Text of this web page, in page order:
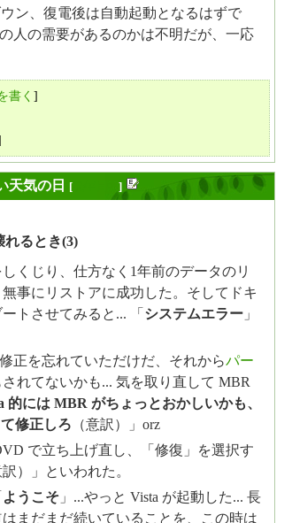
ン、復電後は自動起動となるはずで
人の需要があるのかは不明だが、一応
書く ]
天気の日 [ ]
れるとき(3)
くじり、仕方なく1年前のデータのリ
事にリストアに成功した。そしてドキ
トさせてみると... 「 システムエラー 」
正を忘れていただけだ、それからパー
れてないかも... 気を取り直して MBR
的には MBR がちょっとおかしいかも、
修正しろ （意訳）」orz
で立ち上げ直し、「修復」を選択す
）」といわれた。
ようこそ 」...やっと Vista が起動した... 長
まだまだ続いていることを、この時は